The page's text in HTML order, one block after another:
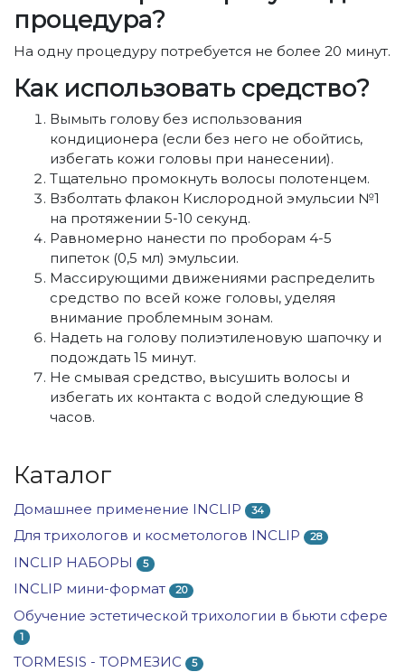
процедура?
На одну процедуру потребуется не более 20 минут.
Как использовать средство?
Вымыть голову без использования
кондиционера (если без него не обойтись,
избегать кожи головы при нанесении).
Тщательно промокнуть волосы полотенцем.
Взболтать флакон Кислородной эмульсии №1
на протяжении 5-10 секунд.
Равномерно нанести по проборам 4-5
пипеток (0,5 мл) эмульсии.
Массирующими движениями распределить
средство по всей коже головы, уделяя
внимание проблемным зонам.
Надеть на голову полиэтиленовую шапочку и
подождать 15 минут.
Не смывая средство, высушить волосы и
избегать их контакта с водой следующие 8
часов.
Каталог
Домашнее применение INCLIP 34
Для трихологов и косметологов INCLIP 28
INCLIP НАБОРЫ 5
INCLIP мини-формат 20
Обучение эстетической трихологии в бьюти сфере
1
TORMESIS - ТОРМЕЗИС 5